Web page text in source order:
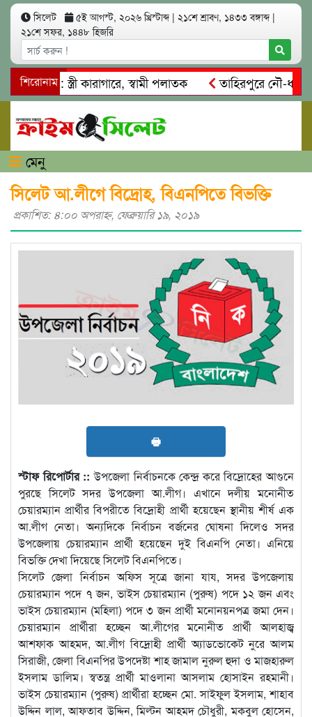
সিলেট ৫ই আগস্ট, ২০২৬ খ্রিস্টাব্দ | ২১শে শ্রাবণ, ১৪৩৩ বঙ্গাব্দ |
২১শে সফর, ১৪৪৮ হিজরি
শিরোনাম
স্ত্রী কারাগারে, স্বামী পলাতক
তাহিরপুরে নৌ-ধর্মঘট
মারধর
নগরীতে কোটি টাকার সম্পত্তি দখলের চেষ্টা:
মেনু
সিলেট আ.লীগে বিদ্রোহ, বিএনপিতে বিভক্তি
প্রকাশিত: ৪:০০ অপরাহ্ণ, ফেব্রুয়ারি ১৯, ২০১৯
🖶
স্টাফ রিপোর্টার :: উপজেলা নির্বাচনকে কেন্দ্র করে বিদ্রোহের আগুনে
পুরছে সিলেট সদর উপজেলা আ.লীগ। এখানে দলীয় মনোনীত
চেয়ারম্যান প্রার্থীর বিপরীতে বিদ্রোহী প্রার্থী হয়েছেন স্থানীয় শীর্ষ এক
আ.লীগ নেতা। অন্যদিকে নির্বাচন বর্জনের ঘোষনা দিলেও সদর
উপজেলায় চেয়ারম্যান প্রার্থী হয়েছেন দুই বিএনপি নেতা। এনিয়ে
বিভক্তি দেখা দিয়েছে সিলেট বিএনপিতে।
সিলেট জেলা নির্বাচন অফিস সূত্রে জানা যায, সদর উপজেলায়
চেয়ারম্যান পদে ৭ জন, ভাইস চেয়ারম্যান (পুরুষ) পদে ১২ জন এবং
ভাইস চেয়ারম্যান (মহিলা) পদে ৩ জন প্রার্থী মনোনয়নপত্র জমা দেন।
চেয়ারম্যান প্রার্থীরা হচ্ছেন আ.লীগের মনোনীত প্রার্থী আলহাজ্ব
আশফাক আহমদ, আ.লীগ বিদ্রোহী প্রার্থী অ্যাডভোকেট নুরে আলম
সিরাজী, জেলা বিএনপির উপদেষ্টা শাহ জামাল নুরুল হুদা ও মাজহারুল
ইসলাম ডালিম। স্বতন্ত্র প্রার্থী মাওলানা আসলাম হোসাইন রহমানী।
ভাইস চেয়ারম্যান (পুরুষ) প্রার্থীরা হচ্ছেন মো. সাইফুল ইসলাম, শাহাব
উদ্দিন লাল, আফতাব উদ্দিন, মিল্টন আহমদ চৌধুরী, মকবুল হোসেন,